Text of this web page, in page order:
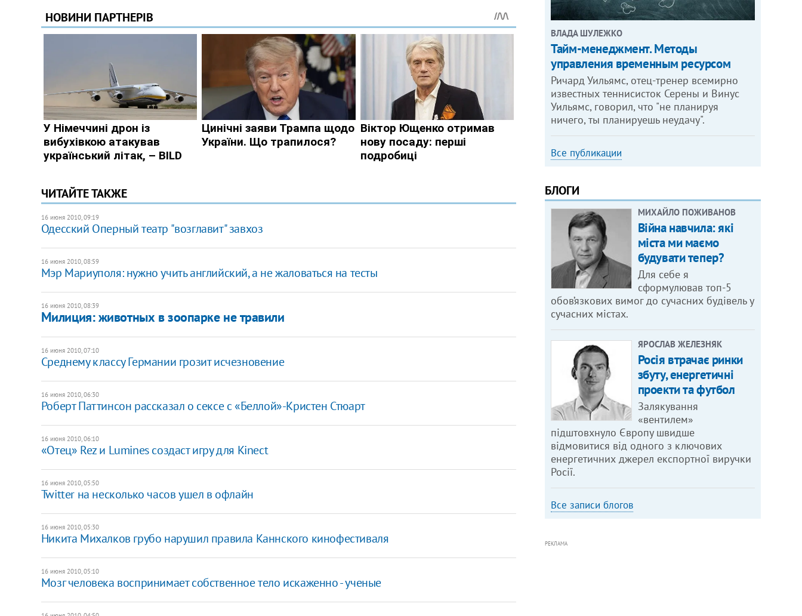
ЧИТАЙТЕ ТАКЖЕ
16 июня 2010, 09:19
Одесский Оперный театр "возглавит" завхоз
16 июня 2010, 08:59
Мэр Мариуполя: нужно учить английский, а не жаловаться на тесты
16 июня 2010, 08:39
Милиция: животных в зоопарке не травили
16 июня 2010, 07:10
Среднему классу Германии грозит исчезновение
16 июня 2010, 06:30
Роберт Паттинсон рассказал о сексе с «Беллой»-Кристен Стюарт
16 июня 2010, 06:10
«Отец» Rez и Lumines создаст игру для Kinect
16 июня 2010, 05:50
Twitter на несколько часов ушел в офлайн
16 июня 2010, 05:30
Никита Михалков грубо нарушил правила Каннского кинофестиваля
16 июня 2010, 05:10
Мозг человека воспринимает собственное тело искаженно - ученые
ВЛАДА ШУЛЕЖКО
Тайм-менеджмент. Методы
управления временным ресурсом
Ричард Уильямс, отец-тренер всемирно
известных теннисисток Серены и Винус
Уильямс, говорил, что "не планируя
ничего, ты планируешь неудачу".
Все публикации
БЛОГИ
МИХАЙЛО ПОЖИВАНОВ
Війна навчила: які
міста ми маємо
будувати тепер?
Для себе я
сформулював топ-5
обов’язкових вимог до сучасних будівель у
сучасних містах.
ЯРОСЛАВ ЖЕЛЕЗНЯК
Росія втрачає ринки
збуту, енергетичні
проекти та футбол
Залякування
«вентилем»
підштовхнуло Європу швидше
відмовитися від одного з ключових
енергетичних джерел експортної виручки
Росії.
Все записи блогов
РЕКЛАМА